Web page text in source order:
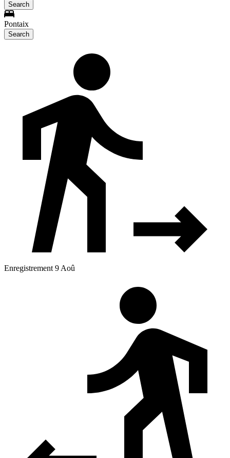
Search
Pontaix
Search
Enregistrement 9 Aoû